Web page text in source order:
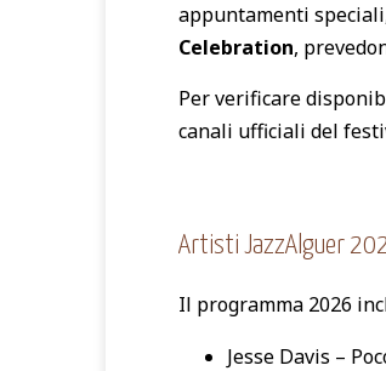
appuntamenti
Celebration,
Per verificare
canali ufficiali del
Artisti JazzAlguer
Il programma 2026
Jesse Davis –